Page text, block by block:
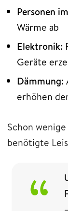
Personen
Wärme ab
Elektronik:
Geräte
Dämmung:
erhöhen
Schon
benötigte